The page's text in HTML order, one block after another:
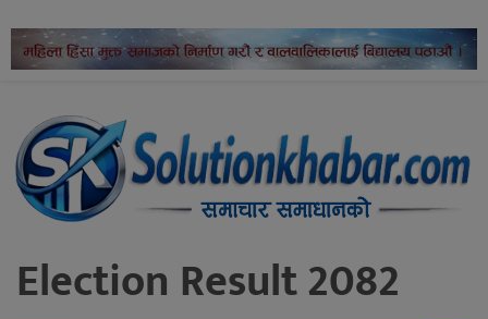
Election Result 2082